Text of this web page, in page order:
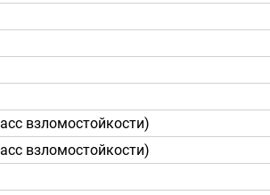
взломостойкости)
взломостойкости)